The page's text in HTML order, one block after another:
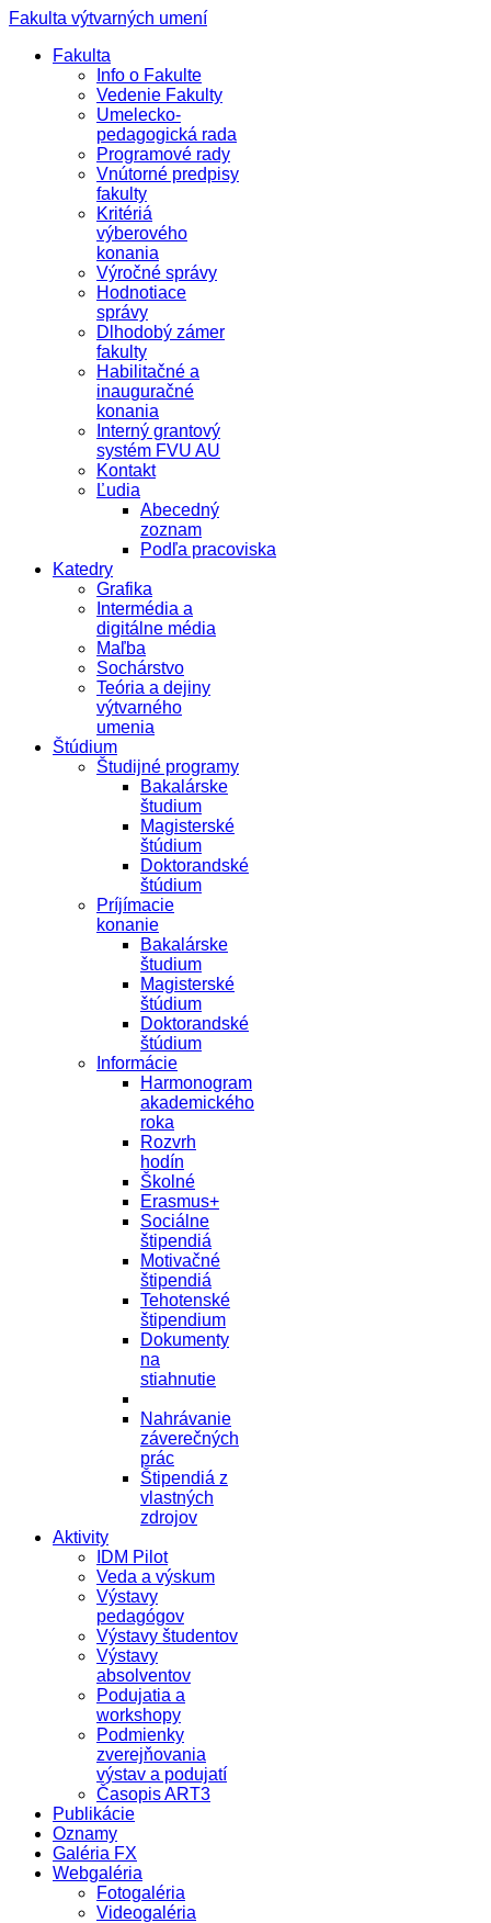
Fakulta výtvarných umení
Fakulta
Info o Fakulte
Vedenie Fakulty
Umelecko-
pedagogická rada
Programové rady
Vnútorné predpisy
fakulty
Kritériá
výberového
konania
Výročné správy
Hodnotiace
správy
Dlhodobý zámer
fakulty
Habilitačné a
inauguračné
konania
Interný grantový
systém FVU AU
Kontakt
Ľudia
Abecedný
zoznam
Podľa pracoviska
Katedry
Grafika
Intermédia a
digitálne média
Maľba
Sochárstvo
Teória a dejiny
výtvarného
umenia
Štúdium
Študijné programy
Bakalárske
študium
Magisterské
štúdium
Doktorandské
štúdium
Príjímacie
konanie
Bakalárske
študium
Magisterské
štúdium
Doktorandské
štúdium
Informácie
Harmonogram
akademického
roka
Rozvrh
hodín
Školné
Erasmus+
Sociálne
štipendiá
Motivačné
štipendiá
Tehotenské
štipendium
Dokumenty
na
stiahnutie
Nahrávanie
záverečných
prác
Štipendiá z
vlastných
zdrojov
Aktivity
IDM Pilot
Veda a výskum
Výstavy
pedagógov
Výstavy študentov
Výstavy
absolventov
Podujatia a
workshopy
Podmienky
zverejňovania
výstav a podujatí
Časopis ART3
Publikácie
Oznamy
Galéria FX
Webgaléria
Fotogaléria
Videogaléria